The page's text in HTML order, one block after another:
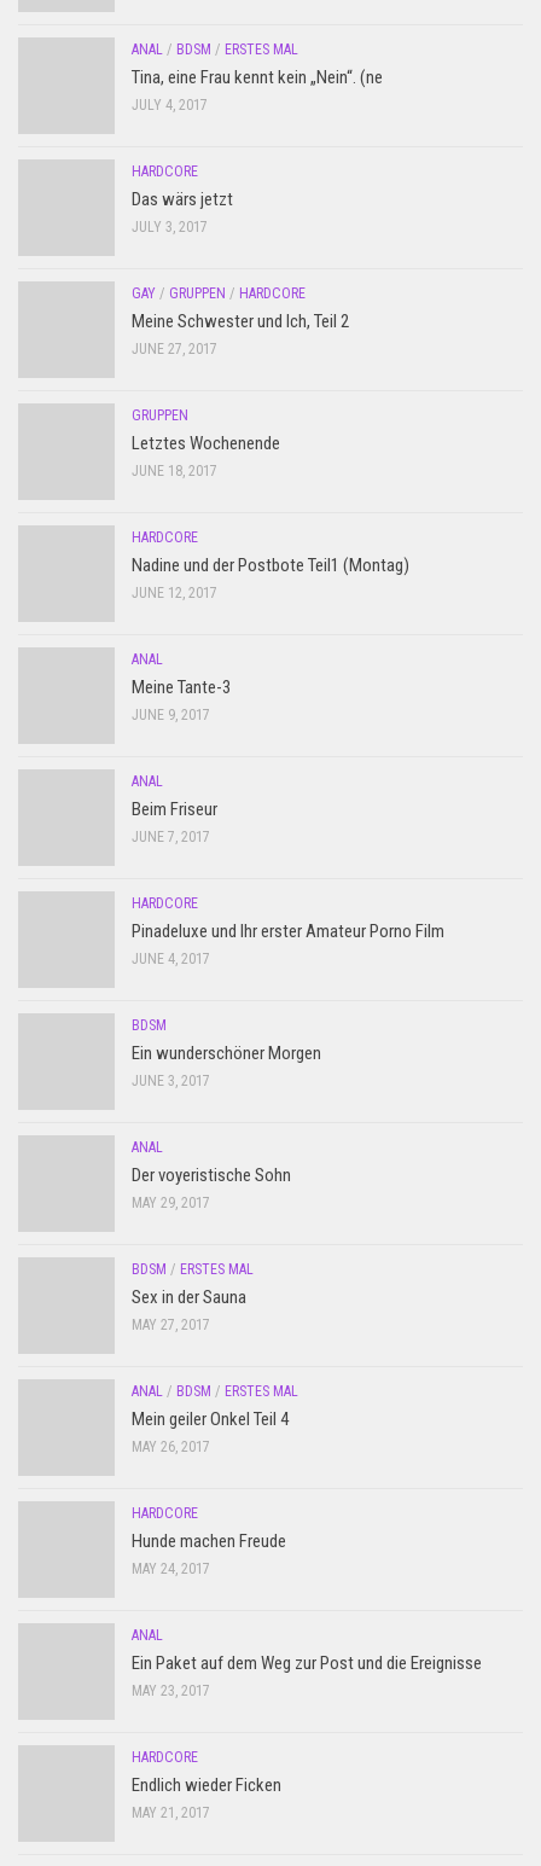
ANAL / BDSM / ERSTES MAL
Tina, eine Frau kennt kein „Nein“. (ne
JULY 4, 2017
HARDCORE
Das wärs jetzt
JULY 3, 2017
GAY / GRUPPEN / HARDCORE
Meine Schwester und Ich, Teil 2
JUNE 27, 2017
GRUPPEN
Letztes Wochenende
JUNE 18, 2017
HARDCORE
Nadine und der Postbote Teil1 (Montag)
JUNE 12, 2017
ANAL
Meine Tante-3
JUNE 9, 2017
ANAL
Beim Friseur
JUNE 7, 2017
HARDCORE
Pinadeluxe und Ihr erster Amateur Porno Film
JUNE 4, 2017
BDSM
Ein wunderschöner Morgen
JUNE 3, 2017
ANAL
Der voyeristische Sohn
MAY 29, 2017
BDSM / ERSTES MAL
Sex in der Sauna
MAY 27, 2017
ANAL / BDSM / ERSTES MAL
Mein geiler Onkel Teil 4
MAY 26, 2017
HARDCORE
Hunde machen Freude
MAY 24, 2017
ANAL
Ein Paket auf dem Weg zur Post und die Ereignisse
MAY 23, 2017
HARDCORE
Endlich wieder Ficken
MAY 21, 2017